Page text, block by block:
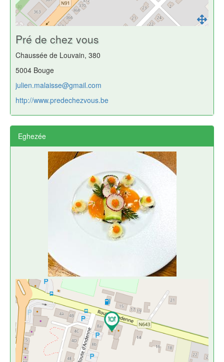
Pré de chez vous
Chaussée de Louvain, 380
5004 Bouge
julien.malaisse@gmail.com
http://www.predechezvous.be
Eghezée